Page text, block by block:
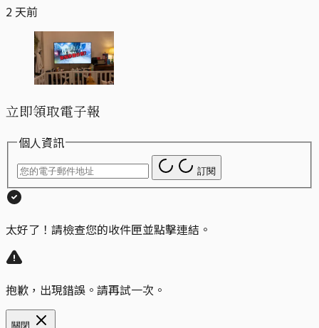
2 天前
立即領取電子報
個人資訊
訂閱
太好了！請檢查您的收件匣並點擊連結。
抱歉，出現錯誤。請再試一次。
關閉